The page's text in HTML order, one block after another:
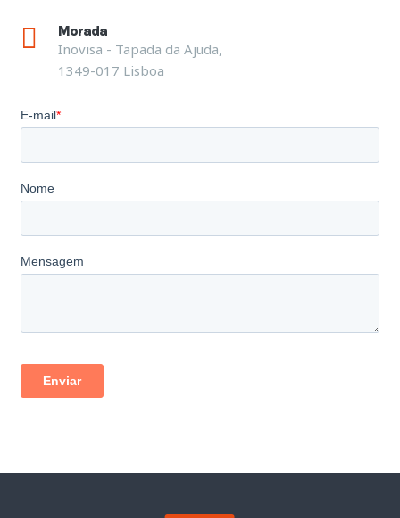
Morada
Inovisa - Tapada da Ajuda,
1349-017 Lisboa